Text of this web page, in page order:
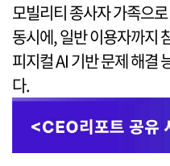
모빌리티 종사자 가족으
동시에, 일반 이용자까지
피지컬 AI 기반 문제 해결
다.